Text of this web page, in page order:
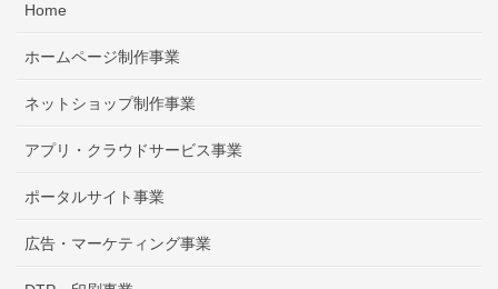
Home
ホームページ制作事業
ネットショップ制作事業
アプリ・クラウドサービス事業
ポータルサイト事業
広告・マーケティング事業